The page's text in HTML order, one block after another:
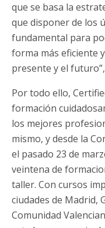
que se basa la
que disponer de los
fundamental para
forma más eficiente
presente y el
Por todo ello,
formación
los mejores
mismo, y desde la
el pasado 23 de
veintena de
taller. Con cursos
ciudades de Madrid,
Comunidad